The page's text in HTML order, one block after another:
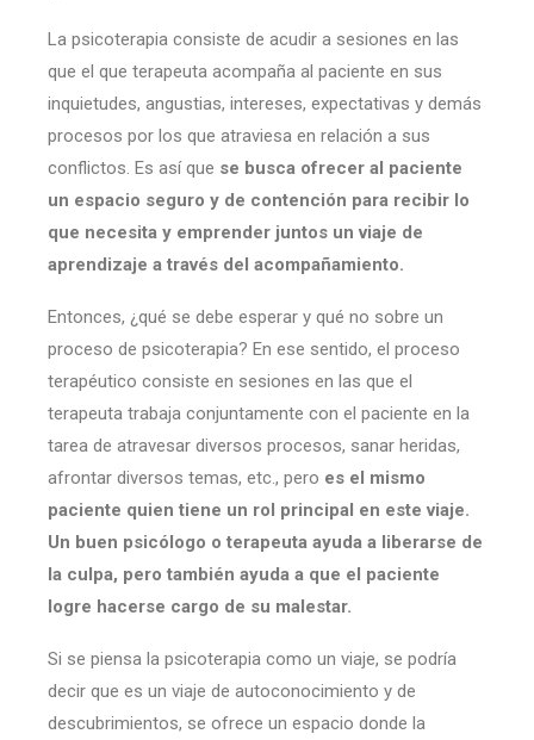
La psicoterapia consiste de acudir a sesiones en las
que el que terapeuta acompaña al paciente en sus
inquietudes, angustias, intereses, expectativas y demás
procesos por los que atraviesa en relación a sus
conflictos. Es así que se busca ofrecer al paciente
un espacio seguro y de contención para recibir lo
que necesita y emprender juntos un viaje de
aprendizaje a través del acompañamiento.
Entonces, ¿qué se debe esperar y qué no sobre un
proceso de psicoterapia? En ese sentido, el proceso
terapéutico consiste en sesiones en las que el
terapeuta trabaja conjuntamente con el paciente en la
tarea de atravesar diversos procesos, sanar heridas,
afrontar diversos temas, etc., pero es el mismo
paciente quien tiene un rol principal en este viaje.
Un buen psicólogo o terapeuta ayuda a liberarse de
la culpa, pero también ayuda a que el paciente
logre hacerse cargo de su malestar.
Si se piensa la psicoterapia como un viaje, se podría
decir que es un viaje de autoconocimiento y de
descubrimientos, se ofrece un espacio donde la